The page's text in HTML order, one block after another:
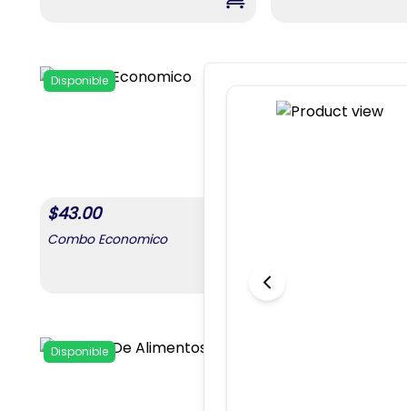
,Combo Para Mamá #4
Disponible
$43.00
Combo Economico
Combo Economico
Disponible